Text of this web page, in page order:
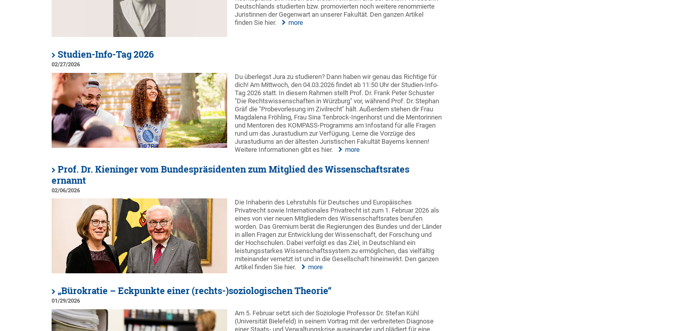
Deutschlands studierten bzw. promovierten noch weitere renommierte
Juristinnen der Gegenwart an unserer Fakultät. Den ganzen Artikel
finden Sie hier.
more
Studien-Info-Tag 2026
02/27/2026
Du überlegst Jura zu studieren? Dann haben wir genau das Richtige für
dich! Am Mittwoch, den 04.03.2026 findet ab 11:50 Uhr der Studien-Info-
Tag 2026 statt. In diesem Rahmen stellt Prof. Dr. Frank Peter Schuster
"Die Rechtswissenschaften in Würzburg" vor, während Prof. Dr. Stephan
Gräf die "Probevorlesung im Zivilrecht" hält. Außerdem stehen dir Frau
Magdalena Fröhling, Frau Sina Tenbrock-Ingenhorst und die Mentorinnen
und Mentoren des KOMPASS-Programms am Infostand für alle Fragen
rund um das Jurastudium zur Verfügung. Lerne die Vorzüge des
Jurastudiums an der ältesten Juristischen Fakultät Bayerns kennen!
Weitere Informationen gibt es hier.
more
Prof. Dr. Kieninger vom Bundespräsidenten zum Mitglied des Wissenschaftsrates
ernannt
02/06/2026
Die Inhaberin des Lehrstuhls für Deutsches und Europäisches
Privatrecht sowie Internationales Privatrecht ist zum 1. Februar 2026 als
eines von vier neuen Mitgliedern des Wissenschaftsrates berufen
worden. Das Gremium berät die Regierungen des Bundes und der Länder
in allen Fragen zur Entwicklung der Wissenschaft, der Forschung und
der Hochschulen. Dabei verfolgt es das Ziel, in Deutschland ein
leistungsstarkes Wissenschaftssystem zu ermöglichen, das vielfältig
miteinander vernetzt ist und in die Gesellschaft hineinwirkt. Den ganzen
Artikel finden Sie hier.
more
„Bürokratie – Eckpunkte einer (rechts-)soziologischen Theorie“
01/29/2026
Am 5. Februar setzt sich der Soziologie Professor Dr. Stefan Kühl
(Universität Bielefeld) in seinem Vortrag mit der verbreiteten Diagnose
einer Staats- und Verwaltungskrise auseinander und plädiert für eine